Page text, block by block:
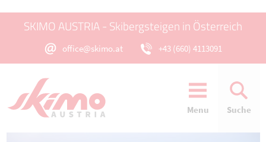
SKIMO AUSTRIA - Skibergsteigen in Österreich
office@skimo.at +43 (660) 4113091
Menu Suche